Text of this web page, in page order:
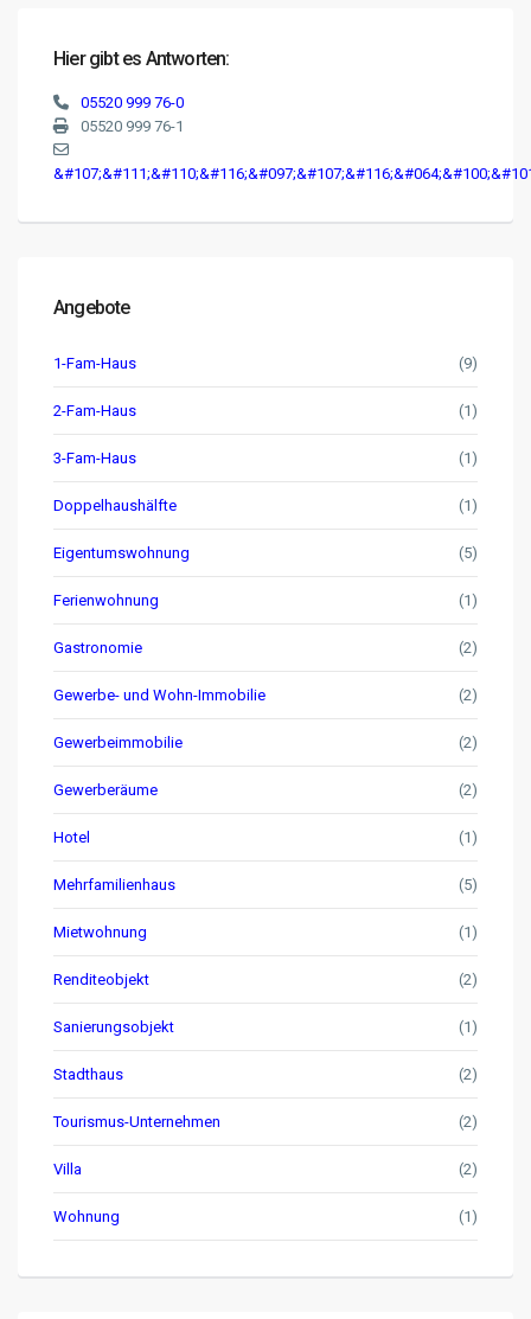
Hier gibt es Antworten:
05520 999 76-0
05520 999 76-1
Angebote
1-Fam-Haus (9)
2-Fam-Haus (1)
3-Fam-Haus (1)
Doppelhaushälfte (1)
Eigentumswohnung (5)
Ferienwohnung (1)
Gastronomie (2)
Gewerbe- und Wohn-Immobilie (2)
Gewerbeimmobilie (2)
Gewerberäume (2)
Hotel (1)
Mehrfamilienhaus (5)
Mietwohnung (1)
Renditeobjekt (2)
Sanierungsobjekt (1)
Stadthaus (2)
Tourismus-Unternehmen (2)
Villa (2)
Wohnung (1)